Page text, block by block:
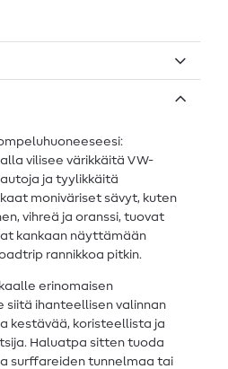
vilisee värikkäitä VW-
ja tyylikkäitä
moniväriset sävyt, kuten
vihreä ja oranssi, tuovat
kankaan näyttämään
rannikkoa pitkin.
erinomaisen
siitä ihanteellisen valinnan
kestävää, koristeellista ja
Haluatpa sitten tuoda
surffareiden tunnelmaa tai